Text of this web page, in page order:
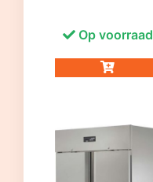
Op voorraad